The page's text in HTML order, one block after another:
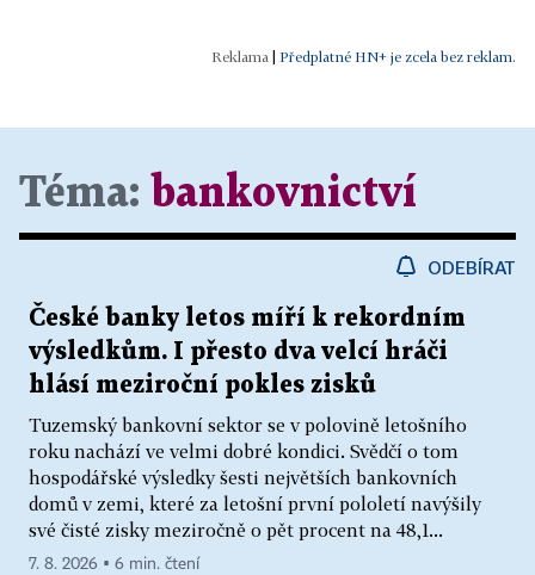
Předplatné HN+ je zcela bez reklam.
Téma: bankovnictví
ODEBÍRAT
České banky letos míří k rekordním
výsledkům. I přesto dva velcí hráči
hlásí meziroční pokles zisků
Tuzemský bankovní sektor se v polovině letošního
roku nachází ve velmi dobré kondici. Svědčí o tom
hospodářské výsledky šesti největších bankovních
domů v zemi, které za letošní první pololetí navýšily
své čisté zisky meziročně o pět procent na 48,1...
7. 8. 2026 ▪ 6 min. čtení